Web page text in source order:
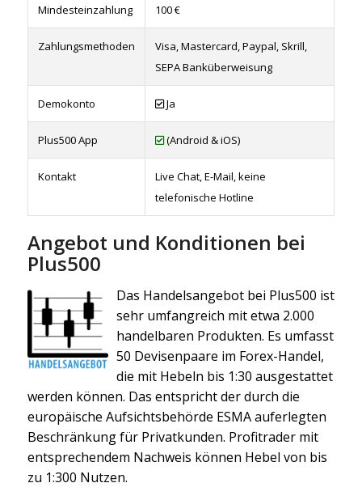
Mindesteinzahlung 100 €
Zahlungsmethoden
Visa, Mastercard, Paypal, Skrill,
SEPA Banküberweisung
Demokonto Ja
Plus500 App (Android & iOS)
Kontakt
Live Chat, E-Mail, keine
telefonische Hotline
Angebot und Konditionen bei
Plus500
Das Handelsangebot bei Plus500 ist
sehr umfangreich mit etwa 2.000
handelbaren Produkten. Es umfasst
50 Devisenpaare im Forex-Handel,
die mit Hebeln bis 1:30 ausgestattet
werden können. Das entspricht der durch die
europäische Aufsichtsbehörde ESMA auferlegten
Beschränkung für Privatkunden. Profitrader mit
entsprechendem Nachweis können Hebel von bis
zu 1:300 Nutzen.